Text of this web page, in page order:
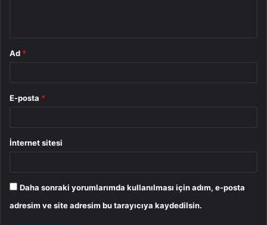
Ad *
E-posta *
İnternet sitesi
Daha sonraki yorumlarımda kullanılması için adım, e-posta
adresim ve site adresim bu tarayıcıya kaydedilsin.